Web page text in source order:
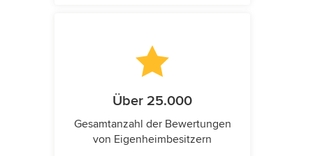
Über 25.000
Gesamtanzahl der Bewertungen
von Eigenheimbesitzern